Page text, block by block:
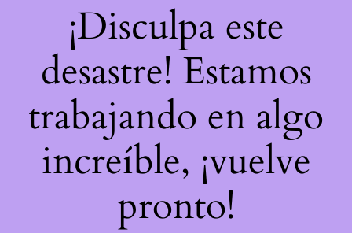
¡Disculpa este
desastre! Estamos
trabajando en algo
increíble, ¡vuelve
pronto!